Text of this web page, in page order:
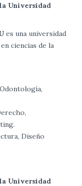
Universidad
es una universidad
ciencias de la
Diseño
Universidad